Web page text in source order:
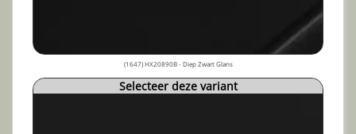
(1647) HX20890B - Diep Zwart Glans
Selecteer deze variant